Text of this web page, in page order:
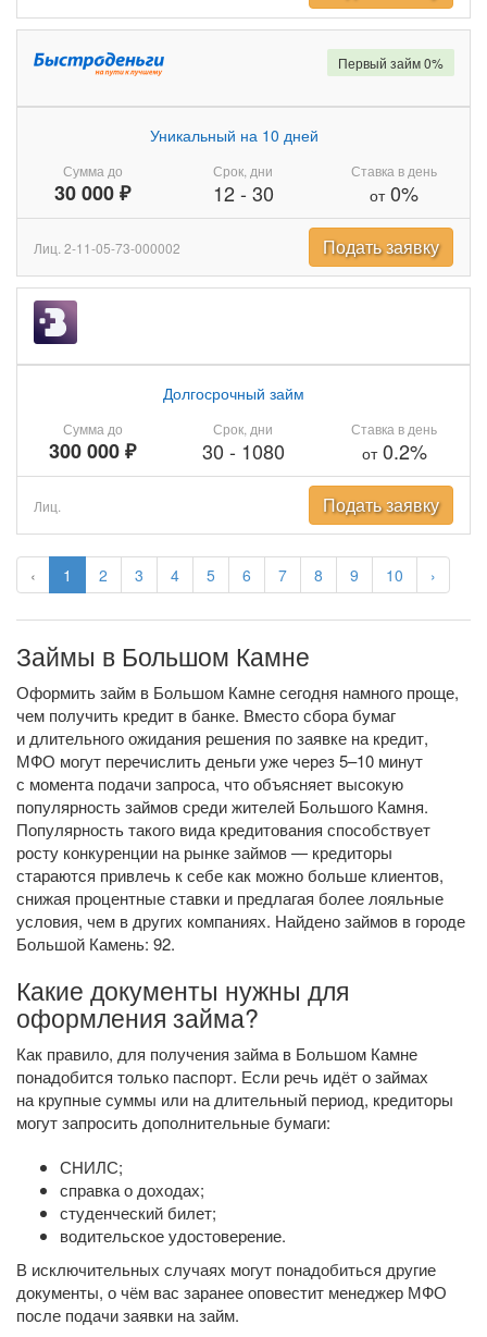
‹ 1 2 3 4 5 6 7 8 9 10 ›
Сумма до
30 000 ₽
Уникальный на 10 дней
Срок, дни
12- 30
Ставка в день
от0%
Первый займ 0%
Лиц. 2-11-05-73-000002 Подать заявку
Сумма до
300 000 ₽
Долгосрочный займ
Срок, дни
30 - 1080
Ставка в день
от0.2%
Лиц. Подать заявку
Займы в Большом Камне
Оформить займ в Большом Камне сегодня намного проще,
чем получить кредит в банке. Вместо сбора бумаг
и длительного ожидания решения по заявке на кредит,
МФО могут перечислить деньги уже через 5–10 минут
с момента подачи запроса, что объясняет высокую
популярность займов среди жителей Большого Камня.
Популярность такого вида кредитования способствует
росту конкуренции на рынке займов — кредиторы
стараются привлечь к себе как можно больше клиентов,
снижая процентные ставки и предлагая более лояльные
условия, чем в других компаниях. Найдено займов в городе
Большой Камень: 92.
Какие документы нужны для
оформления займа?
Как правило, для получения займа в Большом Камне
понадобится только паспорт. Если речь идёт о займах
на крупные суммы или на длительный период, кредиторы
могут запросить дополнительные бумаги:
СНИЛС;
справка о доходах;
студенческий билет;
водительское удостоверение.
В исключительных случаях могут понадобиться другие
документы, о чём вас заранее оповестит менеджер МФО
после подачи заявки на займ.